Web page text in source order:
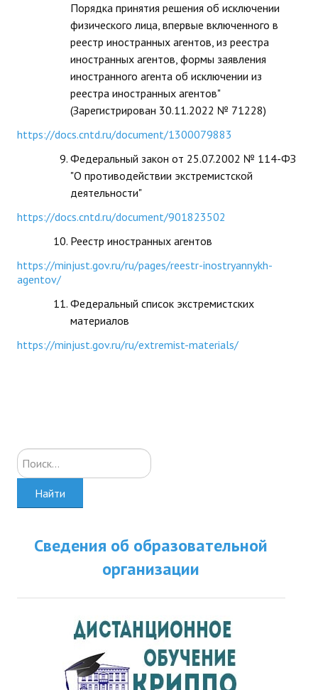
Порядка принятия решения об исключении
физического лица, впервые включенного в
реестр иностранных агентов, из реестра
иностранных агентов, формы заявления
иностранного агента об исключении из
реестра иностранных агентов"
(Зарегистрирован 30.11.2022 № 71228)
https://docs.cntd.ru/document/1300079883
Федеральный закон от 25.07.2002 № 114-ФЗ
"О противодействии экстремистской
деятельности"
https://docs.cntd.ru/document/901823502
Реестр иностранных агентов
https://minjust.gov.ru/ru/pages/reestr-inostryannykh-
agentov/
Федеральный список экстремистских
материалов
https://minjust.gov.ru/ru/extremist-materials/
Искать...
Найти
Сведения об образовательной
организации